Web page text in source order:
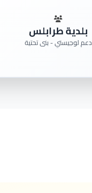
بلدية طرابلس
دعم لوجيستي - بنى تحتية